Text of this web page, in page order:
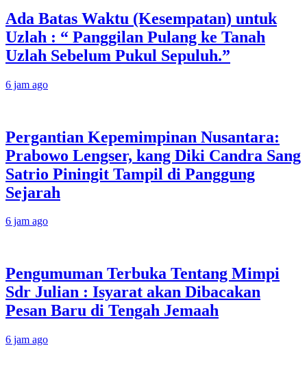
Ada Batas Waktu (Kesempatan) untuk
Uzlah : “ Panggilan Pulang ke Tanah
Uzlah Sebelum Pukul Sepuluh.”
6 jam ago
Pergantian Kepemimpinan Nusantara:
Prabowo Lengser, kang Diki Candra Sang
Satrio Piningit Tampil di Panggung
Sejarah
6 jam ago
Pengumuman Terbuka Tentang Mimpi
Sdr Julian : Isyarat akan Dibacakan
Pesan Baru di Tengah Jemaah
6 jam ago